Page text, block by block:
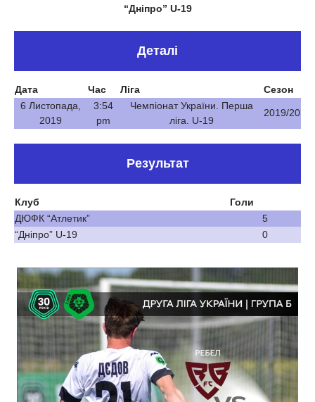
“Дніпро” U-19
Деталі
Дата Час Ліга
Сезон
6 Листопада,
2019
3:54
pm
Чемпіонат України. Перша
ліга. U-19
2019/20
Результат
Клуб
Голи
ДЮФК “Атлетик”
5
“Дніпро” U-19
0